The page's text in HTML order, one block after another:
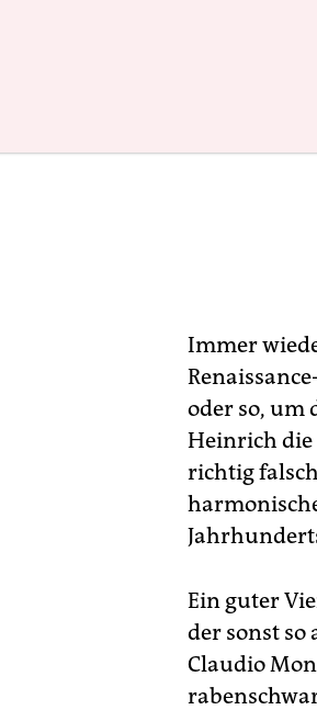
Immer
oder so, um
Heinrich die
richtig
Ein guter
der sonst so
Claudio